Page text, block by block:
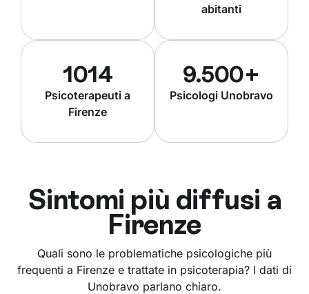
abitanti
1014
Psicoterapeuti a
Firenze
9.500+
Psicologi Unobravo
Sintomi più diffusi a
Firenze
Quali sono le problematiche psicologiche più
frequenti a Firenze e trattate in psicoterapia? I dati di
Unobravo parlano chiaro.